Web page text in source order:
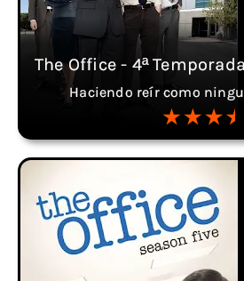
The Office - 4ª
Haciendo reír como